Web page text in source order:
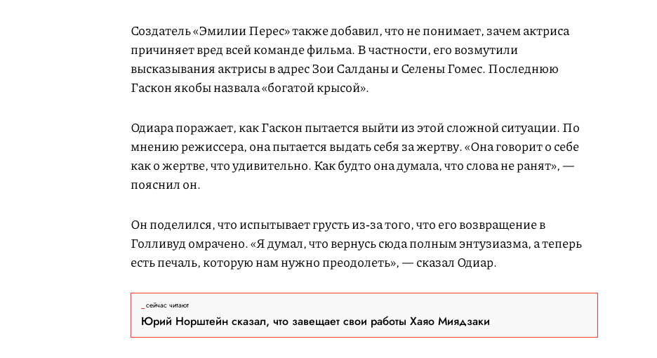
Создатель «Эмилии Перес» также добавил, что не понимает, зачем актриса
причиняет вред всей команде фильма. В частности, его возмутили
высказывания актрисы в адрес Зои Салданы и Селены Гомес. Последнюю
Гаскон якобы назвала «богатой крысой».
Одиара поражает, как Гаскон пытается выйти из этой сложной ситуации. По
мнению режиссера, она пытается выдать себя за жертву. «Она говорит о себе
как о жертве, что удивительно. Как будто она думала, что слова не ранят», —
пояснил он.
Он поделился, что испытывает грусть из‑за того, что его возвращение в
Голливуд омрачено. «Я думал, что вернусь сюда полным энтузиазма, а теперь
есть печаль, которую нам нужно преодолеть», — сказал Одиар.
сейчас читают
Юрий Норштейн сказал, что завещает свои работы Хаяо Миядзаки